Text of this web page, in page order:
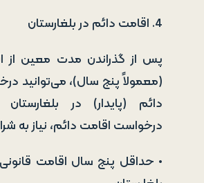
4. اقامت دائم در بلغارستان
پس از گذراندن مدت معین از
(معمولاً پنج سال)، می‌توانید
دائم (پایدار) در
درخواست اقامت دائم، نیاز به
• حداقل پنج سال اقامت